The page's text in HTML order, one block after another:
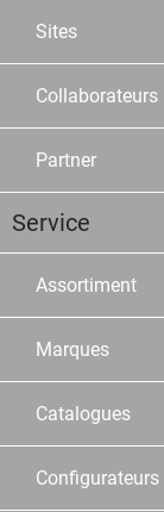
Sites
Collaborateurs
Partner
Service
Assortiment
Marques
Catalogues
Configurateurs